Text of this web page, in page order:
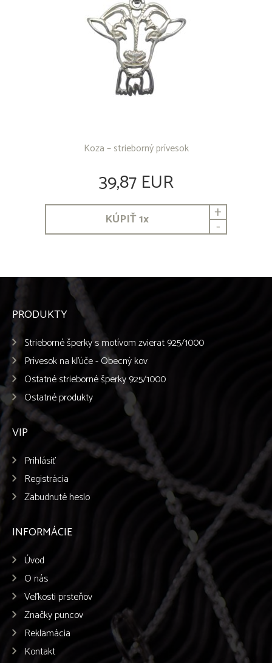
Koza – strieborný prívesok
39,87 EUR
KÚPIŤ1x +
-
PRODUKTY
Strieborné šperky s motívom zvierat 925/1000
Prívesok na kľúče - Obecný kov
Ostatné strieborné šperky 925/1000
Ostatné produkty
VIP
Prihlásiť
Registrácia
Zabudnuté heslo
INFORMÁCIE
Úvod
O nás
Veľkosti prsteňov
Značky puncov
Reklamácia
Kontakt